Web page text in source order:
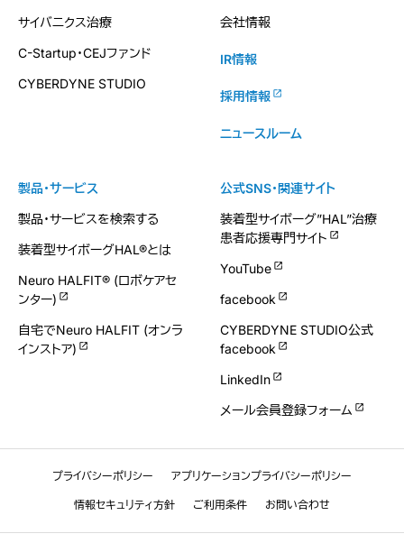
製品・サービス
製品・サービスを検索する
装着型サイボーグHAL®とは
Neuro HALFIT® (ロボケアセ
ンター)
自宅でNeuro HALFIT (オンラ
インストア)
サイバニクス治療
C-Startup・CEJファンド
CYBERDYNE STUDIO
会社情報
IR情報
採用情報
ニュースルーム
公式SNS・関連サイト
装着型サイボーグ”HAL”治療
患者応援専門サイト
YouTube
facebook
CYBERDYNE STUDIO公式
facebook
LinkedIn
メール会員登録フォーム
プライバシーポリシー アプリケーションプライバシーポリシー
情報セキュリティ方針 ご利用条件 お問い合わせ